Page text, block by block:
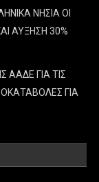
ΝΗΣΙΑ ΟΙ
ΑΥΞΗΣΗ 30%
ΑΑΔΕ ΓΙΑ ΤΙΣ
ΓΙΑ